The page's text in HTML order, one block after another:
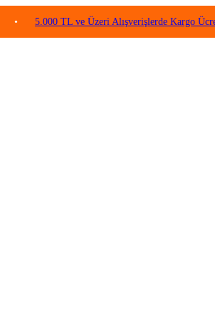
5.000 TL ve Üzeri Alışverişlerde Kargo Ücretsiz!